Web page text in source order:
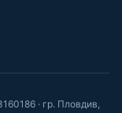
· гр. Пловдив,